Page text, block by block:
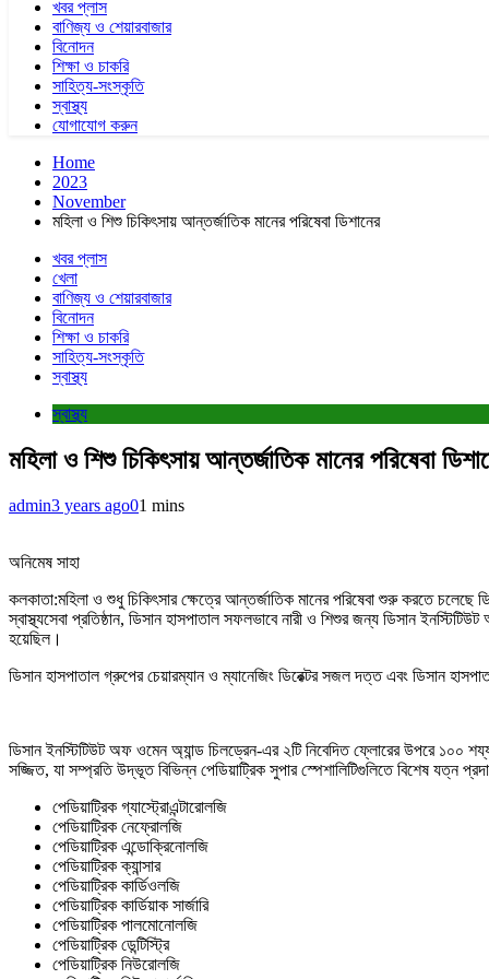
খবর প্লাস
বাণিজ্য ও শেয়ারবাজার
বিনোদন
শিক্ষা ও চাকরি
সাহিত্য-সংস্কৃতি
স্বাস্থ্য
যোগাযোগ করুন
Home
2023
November
মহিলা ও শিশু চিকিৎসায় আন্তর্জাতিক মানের পরিষেবা ডিশানের
খবর প্লাস
খেলা
বাণিজ্য ও শেয়ারবাজার
বিনোদন
শিক্ষা ও চাকরি
সাহিত্য-সংস্কৃতি
স্বাস্থ্য
স্বাস্থ্য
মহিলা ও শিশু চিকিৎসায় আন্তর্জাতিক মানের পরিষেবা
admin3 years ago01 mins
অনিমেষ সাহা
কলকাতা:মহিলা ও শুধু চিকিৎসার ক্ষেত্রে আন্তর্জাতিক মানের পরিষেবা শুরু করতে চলেছে
স্বাস্থ্যসেবা প্রতিষ্ঠান, ডিসান হাসপাতাল সফলভাবে নারী ও শিশুর জন্য ডিসান
হয়েছিল।
ডিসান হাসপাতাল গ্রুপের চেয়ারম্যান ও ম্যানেজিং ডিরেক্টর সজল দত্ত এবং ডিসান
ডিসান ইনস্টিটিউট অফ ওমেন অ্যান্ড চিলড্রেন-এর ২টি নিবেদিত ফ্লোরের উপরে ১০০
সজ্জিত, যা সম্প্রতি উদ্ভূত বিভিন্ন পেডিয়াট্রিক সুপার স্পেশালিটিগুলিতে বিশেষ যত্ন
পেডিয়াট্রিক গ্যাস্ট্রোএন্টারোলজি
পেডিয়াট্রিক নেফ্রোলজি
পেডিয়াট্রিক এন্ডোক্রিনোলজি
পেডিয়াট্রিক ক্যান্সার
পেডিয়াট্রিক কার্ডিওলজি
পেডিয়াট্রিক কার্ডিয়াক সার্জারি
পেডিয়াট্রিক পালমোনোলজি
পেডিয়াট্রিক ডেন্টিস্ট্রি
পেডিয়াট্রিক নিউরোলজি